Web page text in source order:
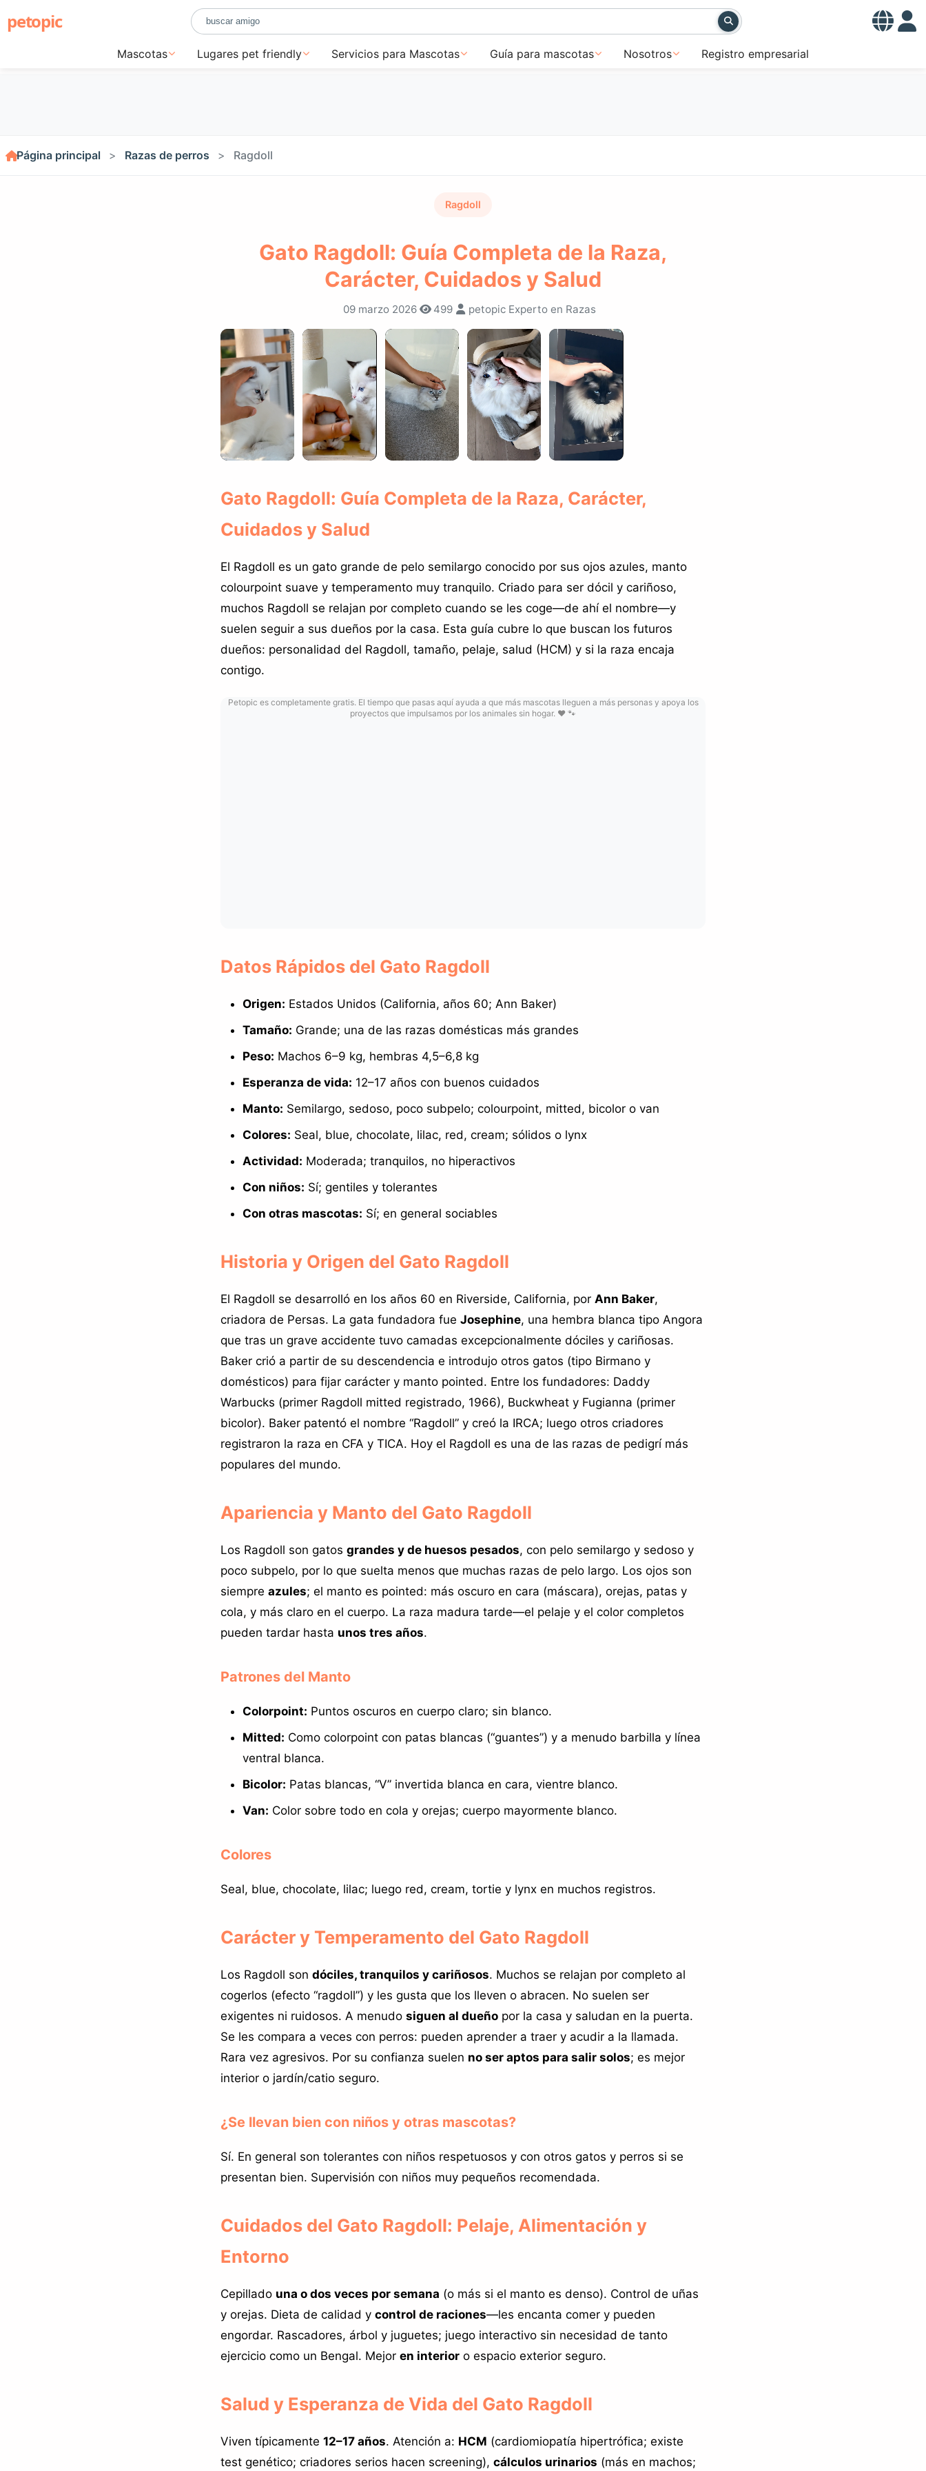
petopic
Mascotas Lugares pet friendly Servicios para Mascotas Guía para mascotas Nosotros Registro empresarial
Página principal Razas de perros Ragdoll
Ragdoll
Gato Ragdoll: Guía Completa de la Raza,
Carácter, Cuidados y Salud
09 marzo 2026 499 petopic Experto en Razas
Gato Ragdoll: Guía Completa de la Raza, Carácter,
Cuidados y Salud
El Ragdoll es un gato grande de pelo semilargo conocido por sus ojos azules, manto
colourpoint suave y temperamento muy tranquilo. Criado para ser dócil y cariñoso,
muchos Ragdoll se relajan por completo cuando se les coge—de ahí el nombre—y
suelen seguir a sus dueños por la casa. Esta guía cubre lo que buscan los futuros
dueños: personalidad del Ragdoll, tamaño, pelaje, salud (HCM) y si la raza encaja
contigo.
Petopic es completamente gratis. El tiempo que pasas aquí ayuda a que más mascotas lleguen a más personas y apoya los
proyectos que impulsamos por los animales sin hogar. ❤️ 🐾
Datos Rápidos del Gato Ragdoll
Origen: Estados Unidos (California, años 60; Ann Baker)
Tamaño: Grande; una de las razas domésticas más grandes
Peso: Machos 6–9 kg, hembras 4,5–6,8 kg
Esperanza de vida: 12–17 años con buenos cuidados
Manto: Semilargo, sedoso, poco subpelo; colourpoint, mitted, bicolor o van
Colores: Seal, blue, chocolate, lilac, red, cream; sólidos o lynx
Actividad: Moderada; tranquilos, no hiperactivos
Con niños: Sí; gentiles y tolerantes
Con otras mascotas: Sí; en general sociables
Historia y Origen del Gato Ragdoll
El Ragdoll se desarrolló en los años 60 en Riverside, California, por Ann Baker,
criadora de Persas. La gata fundadora fue Josephine, una hembra blanca tipo Angora
que tras un grave accidente tuvo camadas excepcionalmente dóciles y cariñosas.
Baker crió a partir de su descendencia e introdujo otros gatos (tipo Birmano y
domésticos) para fijar carácter y manto pointed. Entre los fundadores: Daddy
Warbucks (primer Ragdoll mitted registrado, 1966), Buckwheat y Fugianna (primer
bicolor). Baker patentó el nombre “Ragdoll” y creó la IRCA; luego otros criadores
registraron la raza en CFA y TICA. Hoy el Ragdoll es una de las razas de pedigrí más
populares del mundo.
Apariencia y Manto del Gato Ragdoll
Los Ragdoll son gatos grandes y de huesos pesados, con pelo semilargo y sedoso y
poco subpelo, por lo que suelta menos que muchas razas de pelo largo. Los ojos son
siempre azules; el manto es pointed: más oscuro en cara (máscara), orejas, patas y
cola, y más claro en el cuerpo. La raza madura tarde—el pelaje y el color completos
pueden tardar hasta unos tres años.
Patrones del Manto
Colorpoint: Puntos oscuros en cuerpo claro; sin blanco.
Mitted: Como colorpoint con patas blancas (“guantes”) y a menudo barbilla y línea
ventral blanca.
Bicolor: Patas blancas, “V” invertida blanca en cara, vientre blanco.
Van: Color sobre todo en cola y orejas; cuerpo mayormente blanco.
Colores
Seal, blue, chocolate, lilac; luego red, cream, tortie y lynx en muchos registros.
Carácter y Temperamento del Gato Ragdoll
Los Ragdoll son dóciles, tranquilos y cariñosos. Muchos se relajan por completo al
cogerlos (efecto “ragdoll”) y les gusta que los lleven o abracen. No suelen ser
exigentes ni ruidosos. A menudo siguen al dueño por la casa y saludan en la puerta.
Se les compara a veces con perros: pueden aprender a traer y acudir a la llamada.
Rara vez agresivos. Por su confianza suelen no ser aptos para salir solos; es mejor
interior o jardín/catio seguro.
¿Se llevan bien con niños y otras mascotas?
Sí. En general son tolerantes con niños respetuosos y con otros gatos y perros si se
presentan bien. Supervisión con niños muy pequeños recomendada.
Cuidados del Gato Ragdoll: Pelaje, Alimentación y
Entorno
Cepillado una o dos veces por semana (o más si el manto es denso). Control de uñas
y orejas. Dieta de calidad y control de raciones—les encanta comer y pueden
engordar. Rascadores, árbol y juguetes; juego interactivo sin necesidad de tanto
ejercicio como un Bengal. Mejor en interior o espacio exterior seguro.
Salud y Esperanza de Vida del Gato Ragdoll
Viven típicamente 12–17 años. Atención a: HCM (cardiomiopatía hipertrófica; existe
test genético; criadores serios hacen screening), cálculos urinarios (más en machos;